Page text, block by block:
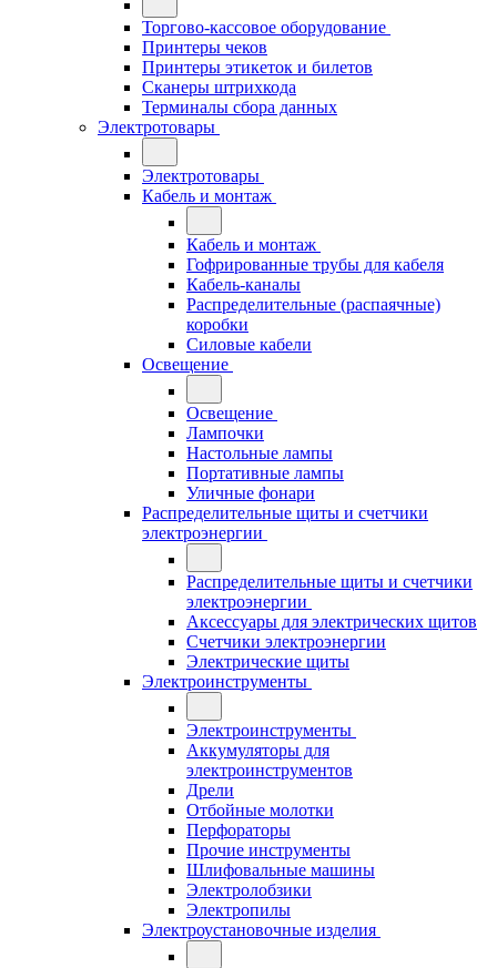
Торгово-кассовое оборудование
Принтеры чеков
Принтеры этикеток и билетов
Сканеры штрихкода
Терминалы сбора данных
Электротовары
Электротовары
Кабель и монтаж
Кабель и монтаж
Гофрированные трубы для кабеля
Кабель-каналы
Распределительные (распаячные)
коробки
Силовые кабели
Освещение
Освещение
Лампочки
Настольные лампы
Портативные лампы
Уличные фонари
Распределительные щиты и счетчики
электроэнергии
Распределительные щиты и счетчики
электроэнергии
Аксессуары для электрических щитов
Счетчики электроэнергии
Электрические щиты
Электроинструменты
Электроинструменты
Аккумуляторы для
электроинструментов
Дрели
Отбойные молотки
Перфораторы
Прочие инструменты
Шлифовальные машины
Электролобзики
Электропилы
Электроустановочные изделия